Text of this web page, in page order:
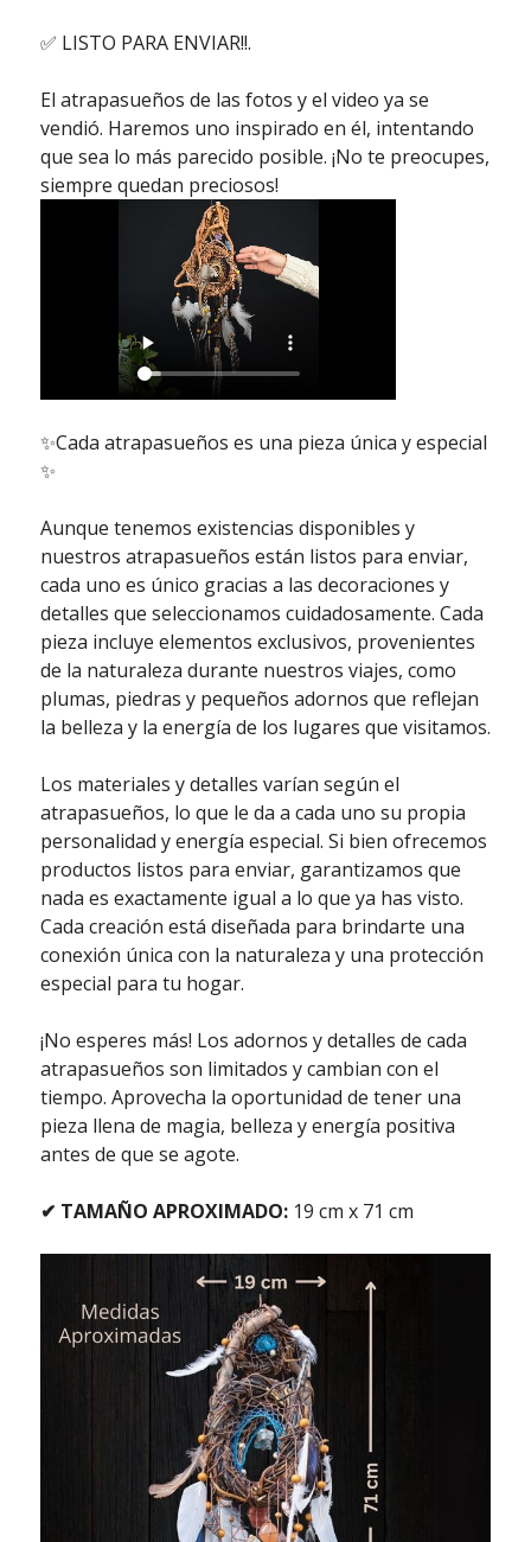
✅ LISTO PARA ENVIAR!!.
El atrapasueños de las fotos y el video ya se
vendió. Haremos uno inspirado en él, intentando
que sea lo más parecido posible. ¡No te preocupes,
siempre quedan preciosos!
✨Cada atrapasueños es una pieza única y especial
✨
Aunque tenemos existencias disponibles y
nuestros atrapasueños están listos para enviar,
cada uno es único gracias a las decoraciones y
detalles que seleccionamos cuidadosamente. Cada
pieza incluye elementos exclusivos, provenientes
de la naturaleza durante nuestros viajes, como
plumas, piedras y pequeños adornos que reflejan
la belleza y la energía de los lugares que visitamos.
Los materiales y detalles varían según el
atrapasueños, lo que le da a cada uno su propia
personalidad y energía especial. Si bien ofrecemos
productos listos para enviar, garantizamos que
nada es exactamente igual a lo que ya has visto.
Cada creación está diseñada para brindarte una
conexión única con la naturaleza y una protección
especial para tu hogar.
¡No esperes más! Los adornos y detalles de cada
atrapasueños son limitados y cambian con el
tiempo. Aprovecha la oportunidad de tener una
pieza llena de magia, belleza y energía positiva
antes de que se agote.
✔ TAMAÑO APROXIMADO: 19 cm x 71 cm